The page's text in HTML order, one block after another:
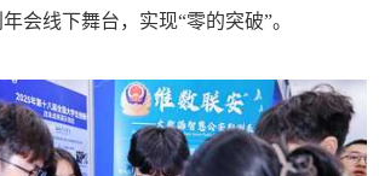
会线下舞台，实现“零的突破”。